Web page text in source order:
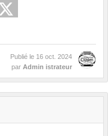
Publié le 16 oct. 2024
par Admin istrateur